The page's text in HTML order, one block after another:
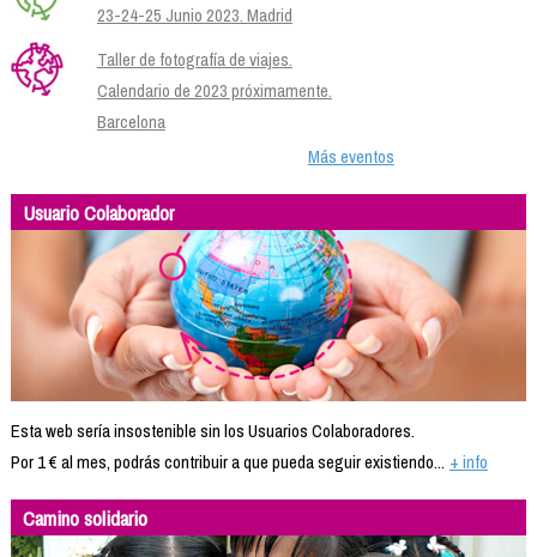
23-24-25 Junio 2023. Madrid
Taller de fotografía de viajes.
Calendario de 2023 próximamente.
Barcelona
Más eventos
Usuario Colaborador
Esta web sería insostenible sin los Usuarios Colaboradores.
Por 1 € al mes, podrás contribuir a que pueda seguir existiendo... + info
Camino solidario